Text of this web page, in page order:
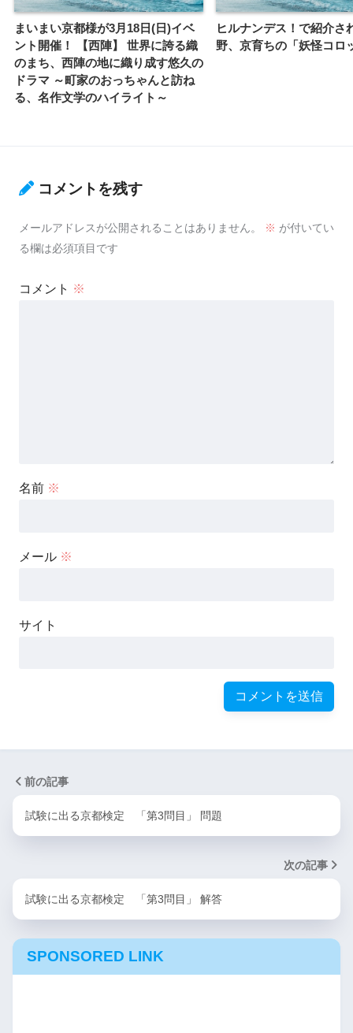
まいまい京都様が3月18日(日)イベ
ント開催！ 【西陣】 世界に誇る織
のまち、西陣の地に織り成す悠久の
ドラマ ～町家のおっちゃんと訪ね
る、名作文学のハイライト～
ヒルナンデス！で紹介さ
野、京育ちの「妖怪コロ
コメントを残す
メールアドレスが公開されることはありません。 ※ が付いてい
る欄は必須項目です
コメント ※
名前 ※
メール ※
サイト
前の記事
試験に出る京都検定 「第3問目」 問題
次の記事
試験に出る京都検定 「第3問目」 解答
SPONSORED LINK